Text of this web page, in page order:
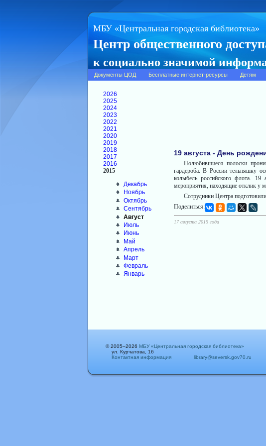
МБУ «Центральная городская библиотека»
Центр общественного
к социально значимой
Документы ЦОД Бесплатные интернет-ресурсы Детям
2026
2025
2024
2023
2022
2021
2020
2019
2018
2017
2016
2015
Декабрь
Ноябрь
Октябрь
Сентябрь
Август
Июль
Июнь
Май
Апрель
Март
Февраль
Январь
19 августа - День
Полюбившиеся полоски
гардероба. В России тельняшку
колыбель российского флота. 19
мероприятия, находящие отклик у
Сотрудники Центра подготовили
Поделиться:
17 августа 2015 года
© 2005–2026 МБУ «Центральная городская библиотека»
ул. Курчатова, 16
Контактная информация
library@seversk.gov70.ru